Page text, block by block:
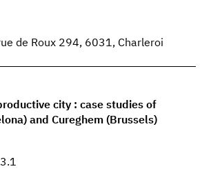
de Roux 294, 6031, Charleroi
city : case studies of
and Cureghem (Brussels)